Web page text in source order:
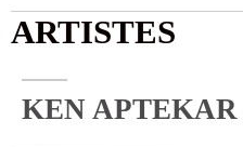
ARTISTES
KEN APTEKAR